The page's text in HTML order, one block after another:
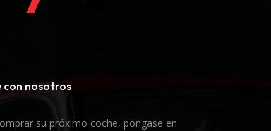
nosotros
su próximo coche, póngase en